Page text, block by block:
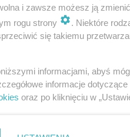
i zawsze możesz ją
rogu strony
. Niektóre
się takiemu
informacjami, abyś
informacje
oraz po kliknięciu w